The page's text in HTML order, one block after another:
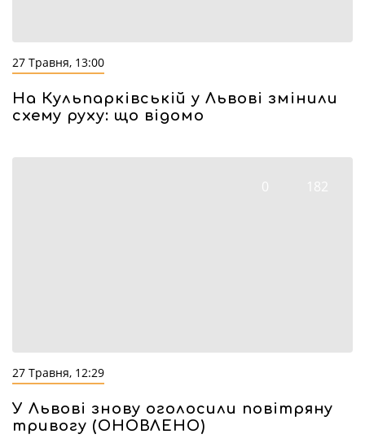
27 Травня, 13:00
На Кульпарківській у Львові змінили
схему руху: що відомо
0 182
27 Травня, 12:29
У Львові знову оголосили повітряну
тривогу (ОНОВЛЕНО)